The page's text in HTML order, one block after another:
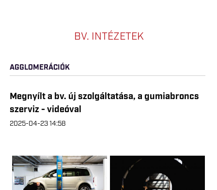
BV. INTÉZETEK
AGGLOMERÁCIÓK
Megnyílt a bv. új szolgáltatása, a gumiabroncs
szerviz - videóval
2025-04-23 14:58